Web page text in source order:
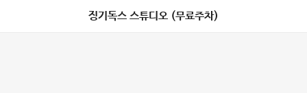
징기독스 스튜디오 (무료주차)